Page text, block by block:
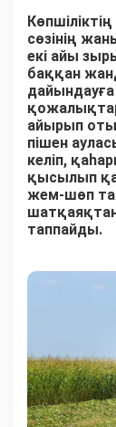
сөзінің
екі айы
баққан
айырып
пішен
келіп,
қысылып
жем-шөп
таппайды.